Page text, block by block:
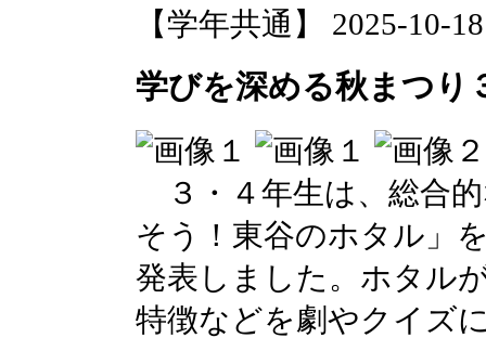
【学年共通】 2025-10-
学びを深める秋まつり
３・４年生は、総合
そう！東谷のホタル」
発表しました。ホタル
特徴などを劇やクイズ